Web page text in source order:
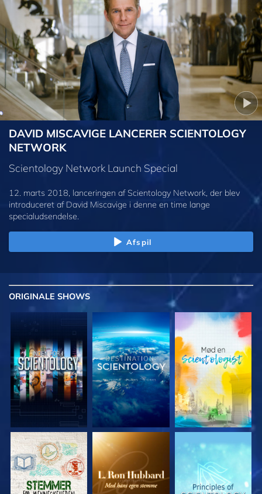
DAVID MISCAVIGE LANCERER SCIENTOLOGY
NETWORK
Scientology Network Launch Special
12. marts 2018, lanceringen af Scientology Network, der blev
introduceret af David Miscavige i denne en time lange
specialudsendelse.
Afspil
ORIGINALE SHOWS
UDFORSK SERIEN UDFORSK SERIEN UDFORSK SERIEN